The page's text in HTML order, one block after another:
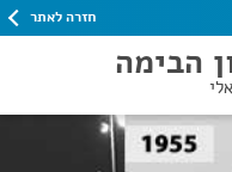
חזרה לאתר
הבימה